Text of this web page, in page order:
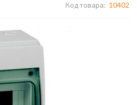
Код товара: 10402